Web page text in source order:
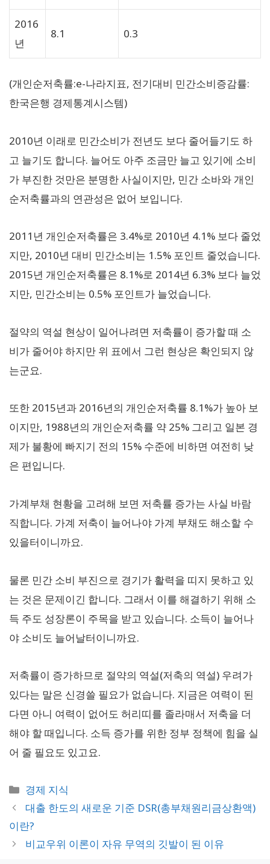
2016
년
8.1 0.3
(개인순저축률:e-나라지표, 전기대비 민간소비증감률:
한국은행 경제통계시스템)
2010년 이래로 민간소비가 전년도 보다 줄어들기도 하
고 늘기도 합니다. 늘어도 아주 조금만 늘고 있기에 소비
가 부진한 것만은 분명한 사실이지만, 민간 소바와 개인
순저축률과의 연관성은 없어 보입니다.
2011년 개인순저축률은 3.4%로 2010년 4.1% 보다 줄었
지만, 2010년 대비 민간소비는 1.5% 포인트 줄었습니다.
2015년 개인순저축률은 8.1%로 2014년 6.3% 보다 늘었
지만, 민간소비는 0.5% 포인트가 늘었습니다.
절약의 역설 현상이 일어나려면 저축률이 증가할 때 소
비가 줄어야 하지만 위 표에서 그런 현상은 확인되지 않
는군요.
또한 2015년과 2016년의 개인순저축률 8.1%가 높아 보
이지만, 1988년의 개인순저축률 약 25% 그리고 일본 경
제가 불황에 빠지기 전의 15% 수준에 비하면 여전히 낮
은 편입니다.
가계부채 현황을 고려해 보면 저축률 증가는 사실 바람
직합니다. 가계 저축이 늘어나야 가계 부채도 해소할 수
있을터이니까요.
물론 민간 소비 부진으로 경기가 활력을 띠지 못하고 있
는 것은 문제이긴 합니다. 그래서 이를 해결하기 위해 소
득 주도 성장론이 주목을 받고 있습니다. 소득이 늘어나
야 소비도 늘어날터이니까요.
저축률이 증가하므로 절약의 역설(저축의 역설) 우려가
있다는 말은 신경쓸 필요가 없습니다. 지금은 여력이 된
다면 아니 여력이 없어도 허리띠를 졸라매서 저축을 더
해야 할 때입니다. 소득 증가를 위한 정부 정책에 힘을 실
어 줄 필요도 있고요.
카
테
고
리
경제 지식
대출 한도의 새로운 기준 DSR(총부채원리금상환액)
이란?
비교우위 이론이 자유 무역의 깃발이 된 이유